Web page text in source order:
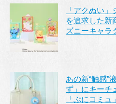
「アクぬい
を追求した新
ズニーキャラ
あの新“触感”
ず」にキーチ
「ぷにコミ